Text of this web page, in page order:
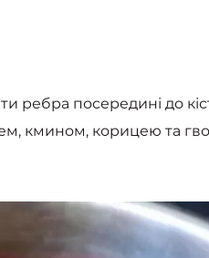
ребра посередині до
кмином, корицею та